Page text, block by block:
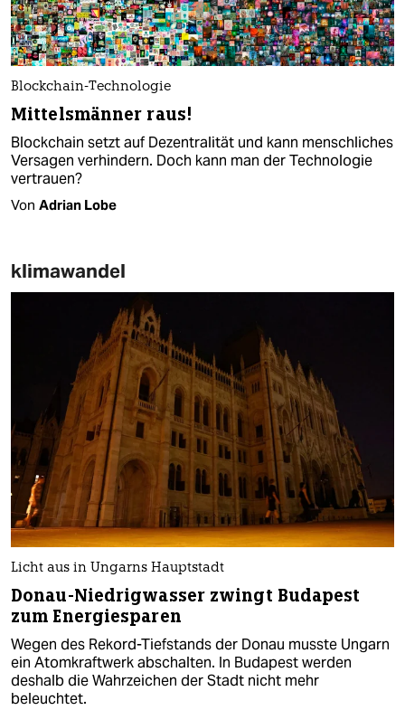
Blockchain-Technologie
Mittelsmänner raus!
Blockchain setzt auf Dezentralität und kann menschliches
Versagen verhindern. Doch kann man der Technologie
vertrauen?
Von Adrian Lobe
klimawandel
Licht aus in Ungarns Hauptstadt
Donau-Niedrigwasser zwingt Budapest
zum Energiesparen
Wegen des Rekord-Tiefstands der Donau musste Ungarn
ein Atomkraftwerk abschalten. In Budapest werden
deshalb die Wahrzeichen der Stadt nicht mehr
beleuchtet.